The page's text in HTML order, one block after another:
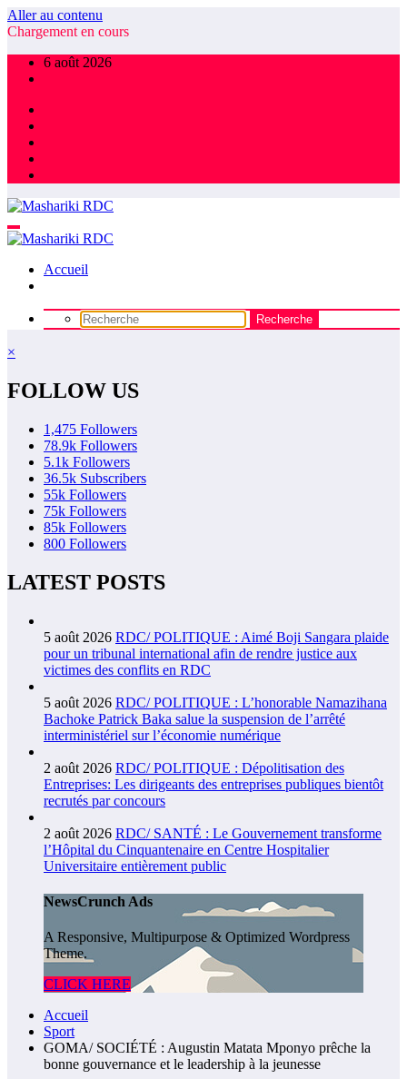
Aller au contenu
Chargement en cours
6 août 2026
Accueil
×
FOLLOW US
1,475 Followers
78.9k Followers
5.1k Followers
36.5k Subscribers
55k Followers
75k Followers
85k Followers
800 Followers
LATEST POSTS
5 août 2026 RDC/ POLITIQUE : Aimé Boji Sangara plaide
pour un tribunal international afin de rendre justice aux
victimes des conflits en RDC
5 août 2026 RDC/ POLITIQUE : L’honorable Namazihana
Bachoke Patrick Baka salue la suspension de l’arrêté
interministériel sur l’économie numérique
2 août 2026 RDC/ POLITIQUE : Dépolitisation des
Entreprises: Les dirigeants des entreprises publiques bientôt
recrutés par concours
2 août 2026 RDC/ SANTÉ : Le Gouvernement transforme
l’Hôpital du Cinquantenaire en Centre Hospitalier
Universitaire entièrement public
NewsCrunch Ads
A Responsive, Multipurpose & Optimized Wordpress
Theme.
CLICK HERE
Accueil
Sport
GOMA/ SOCIÉTÉ : Augustin Matata Mponyo prêche la
bonne gouvernance et le leadership à la jeunesse